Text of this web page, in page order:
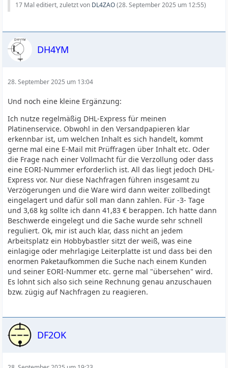
17 Mal editiert, zuletzt von DL4ZAO(28. September 2025 um 12:55)
DH4YM
28. September 2025 um 13:04
Und noch eine kleine Ergänzung:
Ich nutze regelmäßig DHL-Express für meinen
Platinenservice. Obwohl in den Versandpapieren klar
erkennbar ist, um welchen Inhalt es sich handelt, kommt
gerne mal eine E-Mail mit Prüffragen über Inhalt etc. Oder
die Frage nach einer Vollmacht für die Verzollung oder dass
eine EORI-Nummer erforderlich ist. All das liegt jedoch DHL-
Express vor. Nur diese Nachfragen führen insgesamt zu
Verzögerungen und die Ware wird dann weiter zollbedingt
eingelagert und dafür soll man dann zahlen. Für -3- Tage
und 3,68 kg sollte ich dann 41,83 € berappen. Ich hatte dann
Beschwerde eingelegt und die Sache wurde sehr schnell
reguliert. Ok, mir ist auch klar, dass nicht an jedem
Arbeitsplatz ein Hobbybastler sitzt der weiß, was eine
einlagige oder mehrlagige Leiterplatte ist und dass bei den
enormen Paketaufkommen die Suche nach einem Kunden
und seiner EORI-Nummer etc. gerne mal "übersehen" wird.
Es lohnt sich also sich seine Rechnung genau anzuschauen
bzw. zügig auf Nachfragen zu reagieren.
DF2OK